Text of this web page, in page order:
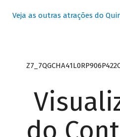
Veja as outras atrações do
do